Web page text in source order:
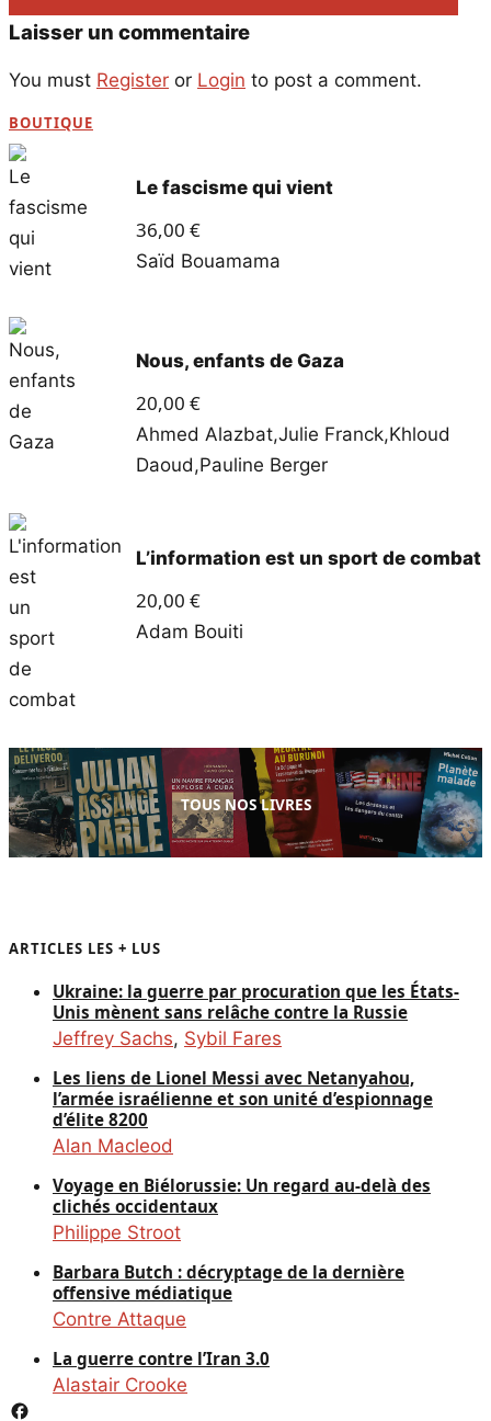
Laisser un commentaire
You must Register or Login to post a comment.
BOUTIQUE
Le fascisme qui vient
36,00 €
Saïd Bouamama
Nous, enfants de Gaza
20,00 €
Ahmed Alazbat,Julie Franck,Khloud
Daoud,Pauline Berger
L’information est un sport de combat
20,00 €
Adam Bouiti
TOUS NOS LIVRES
ARTICLES LES + LUS
Ukraine: la guerre par procuration que les États-
Unis mènent sans relâche contre la Russie
Jeffrey Sachs, Sybil Fares
Les liens de Lionel Messi avec Netanyahou,
l’armée israélienne et son unité d’espionnage
d’élite 8200
Alan Macleod
Voyage en Biélorussie: Un regard au-delà des
clichés occidentaux
Philippe Stroot
Barbara Butch : décryptage de la dernière
offensive médiatique
Contre Attaque
La guerre contre l’Iran 3.0
Alastair Crooke